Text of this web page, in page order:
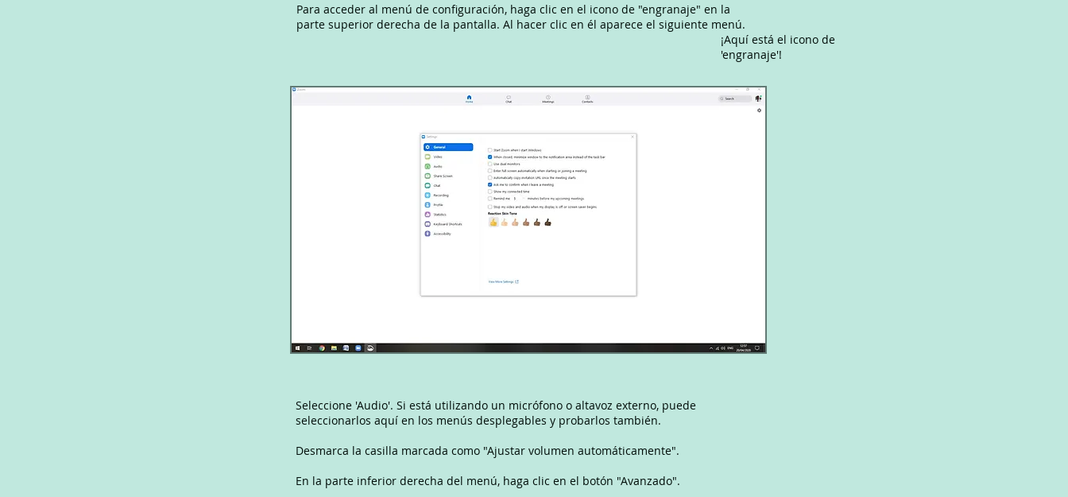
Para acceder al menú de configuración, haga clic en el icono de "engranaje" en la
parte superior derecha de la pantalla. Al hacer clic en él aparece el siguiente menú.
¡Aquí está el icono de
'engranaje'!
Seleccione 'Audio'. Si está utilizando un micrófono o altavoz externo, puede
seleccionarlos aquí en los menús desplegables y probarlos también.
Desmarca la casilla marcada como "Ajustar volumen automáticamente".
En la parte inferior derecha del menú, haga clic en el botón "Avanzado".